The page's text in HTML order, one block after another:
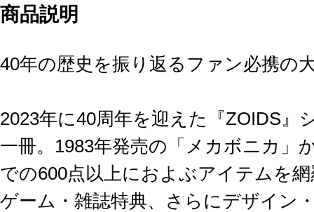
商品説明
40年の歴史を振り返るファン必携の
2023年に40周年を迎えた『ZOIDS』
一冊。1983年発売の「メカボニカ」
での600点以上におよぶアイテムを
ゲーム・雑誌特典、さらにデザイン